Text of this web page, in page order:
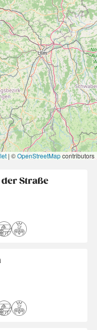
| ©OpenStreetMapcontributors
Straße